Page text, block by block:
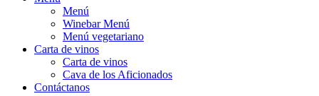
Menú
Winebar Menú
Menú vegetariano
Carta de vinos
Carta de vinos
Cava de los Aficionados
Contáctanos